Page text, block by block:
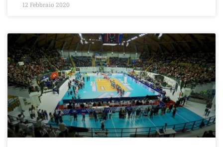
12 Febbraio 2020